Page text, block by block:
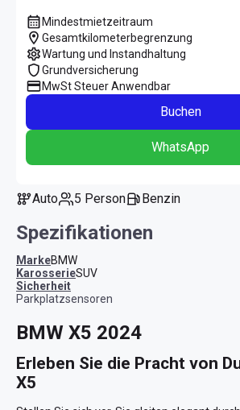
Mindestmietzeitraum
Gesamtkilometerbegrenzung
Wartung und Instandhaltung
Grundversicherung
MwSt Steuer Anwendbar
Buchen
WhatsApp
Auto 5 Person Benzin
Spezifikationen
MarkeBMW
KarosserieSUV
Sicherheit
Parkplatzsensoren
BMW X5 2024
Erleben Sie die Pracht von
X5